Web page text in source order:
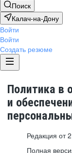
Поиск
Калач-на-Дону
Войти
Войти
Создать резюме
Политика в
и
Редакция от
Полная